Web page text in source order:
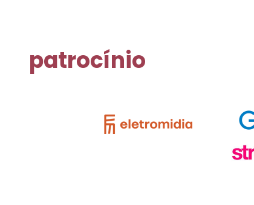
patrocínio